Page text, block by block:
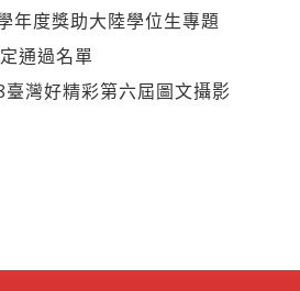
年度獎助大陸學位生專題
通過名單
灣好精彩第六屆圖文攝影